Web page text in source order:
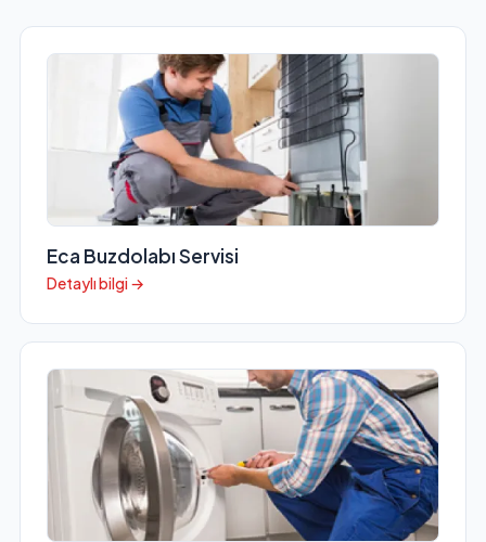
Eca Buzdolabı Servisi
Detaylı bilgi →